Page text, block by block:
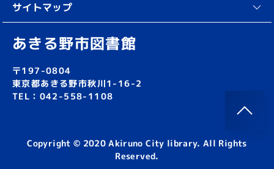
サイトマップ
あきる野市図書館
〒197-0804
東京都あきる野市秋川1-16-2
TEL：042-558-1108
Copyright © 2020 Akiruno City library. All Rights
Reserved.